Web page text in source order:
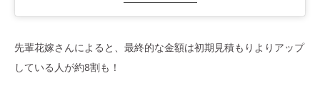
先輩花嫁さんによると、最終的な金額は初期見積もりよりアップ
している人が約8割も！